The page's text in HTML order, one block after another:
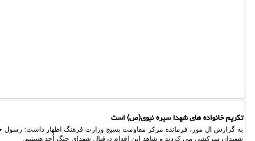
تکریم خانواده های شهدا سیره نبوی(ص) است
به گزارش ال مور، فرمانده مرکز مقاومت بسیج وزارت فرهنگ اظهار داشت: رسول
شهیدان سرکشی می کردند و شاهد این اقدام درقبال شهدای جنگ اُحد هستیم.